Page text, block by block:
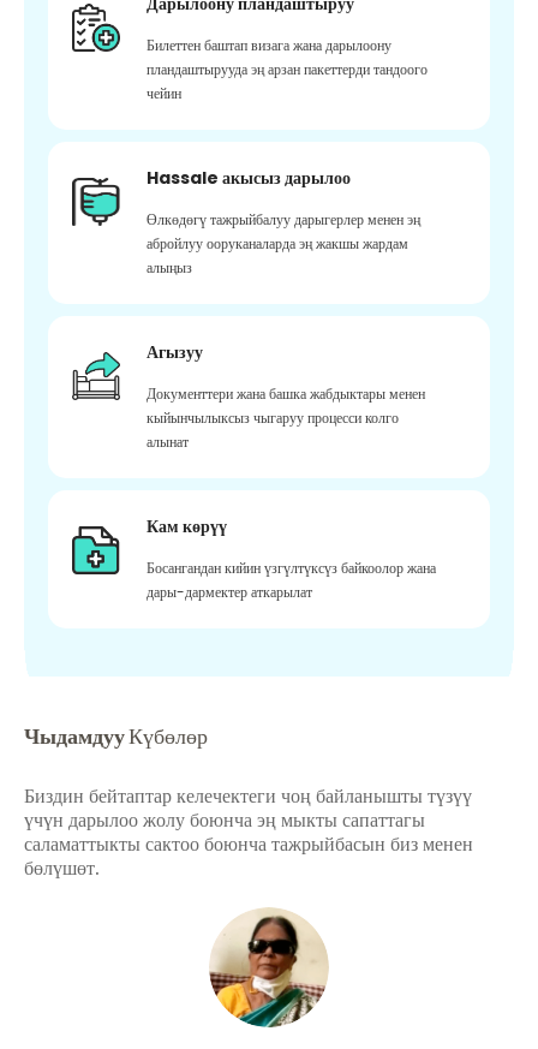
Билеттен баштап визага жана дарылоону
пландаштырууда эң арзан пакеттерди тандоого
чейин
Hassale акысыз дарылоо
Өлкөдөгү тажрыйбалуу дарыгерлер менен эң
абройлуу ооруканаларда эң жакшы жардам
алыңыз
Агызуу
Документтери жана башка жабдыктары менен
кыйынчылыксыз чыгаруу процесси колго
алынат
Кам көрүү
Босангандан кийин үзгүлтүксүз байкоолор жана
дары-дармектер аткарылат
ЧыдамдууКүбөлөр
Биздин бейтаптар келечектеги чоң байланышты түзүү
үчүн дарылоо жолу боюнча эң мыкты сапаттагы
саламаттыкты сактоо боюнча тажрыйбасын биз менен
бөлүшөт.